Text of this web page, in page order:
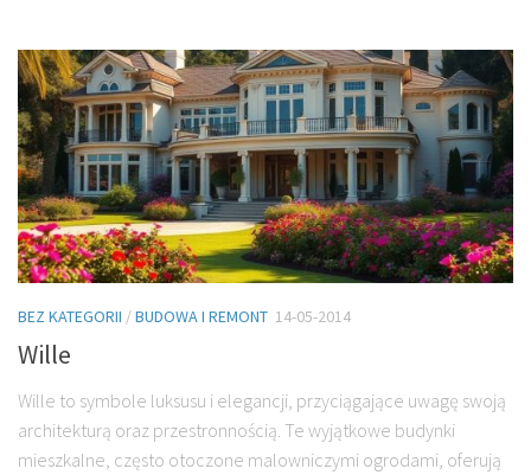
BEZ KATEGORII /BUDOWA I REMONT 14-05-2014
Wille
Wille to symbole luksusu i elegancji, przyciągające uwagę swoją
architekturą oraz przestronnością. Te wyjątkowe budynki
mieszkalne, często otoczone malowniczymi ogrodami, oferują